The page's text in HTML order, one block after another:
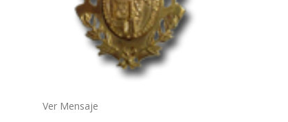
Ver Mensaje